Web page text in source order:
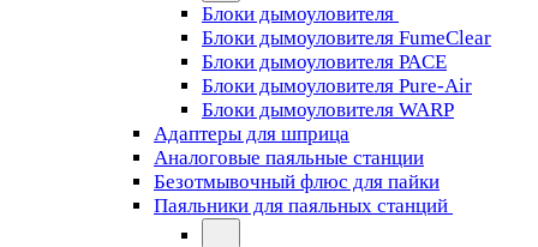
Блоки дымоуловителя
Блоки дымоуловителя FumeClear
Блоки дымоуловителя PACE
Блоки дымоуловителя Pure-Air
Блоки дымоуловителя WARP
Адаптеры для шприца
Аналоговые паяльные станции
Безотмывочный флюс для пайки
Паяльники для паяльных станций